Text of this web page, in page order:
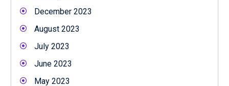
December 2023
August 2023
July 2023
June 2023
May 2023